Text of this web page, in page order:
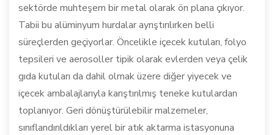
sektörde muhteşem bir metal olarak ön plana çıkıyor.
Tabii bu alüminyum hurdalar ayrıştırılırken belli
süreçlerden geçiyorlar. Öncelikle içecek kutuları, folyo
tepsileri ve aerosoller tipik olarak evlerden veya çelik
gıda kutuları da dahil olmak üzere diğer yiyecek ve
içecek ambalajlarıyla karıştırılmış teneke kutulardan
toplanıyor. Geri dönüştürülebilir malzemeler,
sınıflandırıldıkları yerel bir atık aktarma istasyonuna